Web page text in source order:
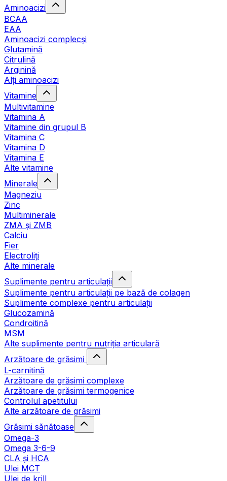
Aminoacizi
BCAA
EAA
Aminoacizi complecși
Glutamină
Citrulină
Arginină
Alți aminoacizi
Vitamine
Multivitamine
Vitamina A
Vitamine din grupul B
Vitamina C
Vitamina D
Vitamina E
Alte vitamine
Minerale
Magneziu
Zinc
Multiminerale
ZMA și ZMB
Calciu
Fier
Electroliți
Alte minerale
Suplimente pentru articulații
Suplimente pentru articulații pe bază de colagen
Suplimente complexe pentru articulații
Glucozamină
Condroitină
MSM
Alte suplimente pentru nutriția articulară
Arzătoare de grăsimi
L-carnitină
Arzătoare de grăsimi complexe
Arzătoare de grăsimi termogenice
Controlul apetitului
Alte arzătoare de grăsimi
Grăsimi sănătoase
Omega-3
Omega 3-6-9
CLA şi HCA
Ulei MCT
Ulei de krill